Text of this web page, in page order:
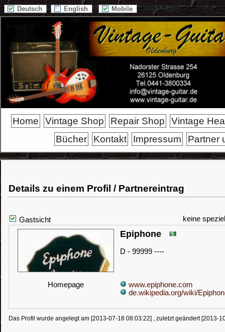
Deutsch English Mobile
Home Vintage Shop Repair Shop
Vintage
Bücher
Kontakt Impressum Partner
Details zu einem Profil / Partnereintrag
Gastsicht keine
Epiphone
D - 99999 ----
Homepage
www.epiphone.com
de.wikipedia.org/wiki/
Das Profil wurde angelegt am [2013-07-18 08:03:22] , zuletzt geändert [2013-